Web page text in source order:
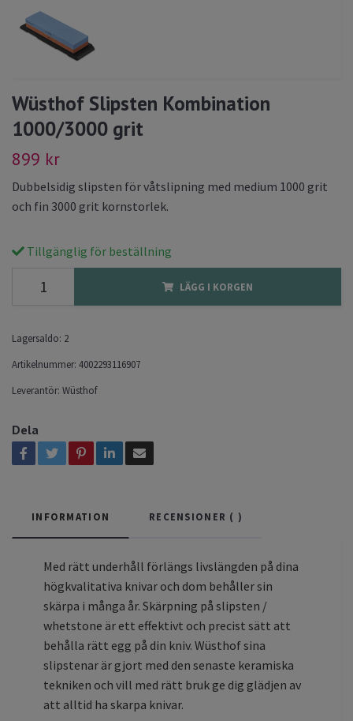
Wüsthof Slipsten Kombination
1000/3000 grit
899 kr
Dubbelsidig slipsten för våtslipning med medium 1000 grit
och fin 3000 grit kornstorlek.
Tillgänglig för beställning
LÄGG I KORGEN
Lagersaldo: 2
Artikelnummer: 4002293116907
Leverantör: Wüsthof
Dela
INFORMATION RECENSIONER ( )
Med rätt underhåll förlängs livslängden på dina
högkvalitativa knivar och dom behåller sin
skärpa i många år. Skärpning på slipsten /
whetstone är ett effektivt och precist sätt att
behålla rätt egg på din kniv. Wüsthof sina
slipstenar är gjort med den senaste keramiska
tekniken och vill med rätt bruk ge dig glädjen av
att alltid ha skarpa knivar.